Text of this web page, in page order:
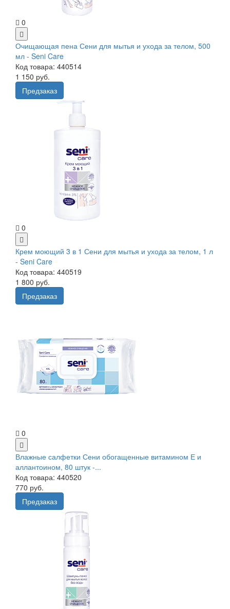
0
Очищающая пена Сени для мытья и ухода за телом, 500
мл - Seni Care
Код товара: 440514
1 150 руб.
Предзаказ
0
Крем моющий 3 в 1 Сени для мытья и ухода за телом, 1 л
- Seni Care
Код товара: 440519
1 800 руб.
Предзаказ
0
Влажные салфетки Сени обогащенные витамином Е и
аллантоином, 80 штук -...
Код товара: 440520
770 руб.
Предзаказ